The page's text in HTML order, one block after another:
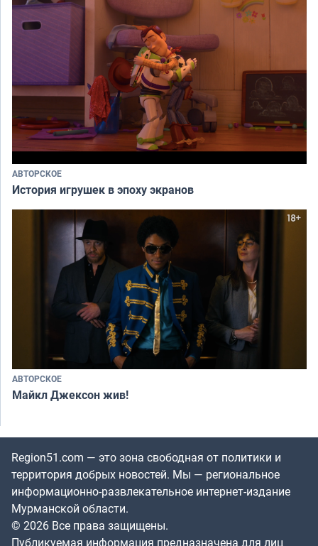
АВТОРСКОЕ
История игрушек в эпоху экранов
АВТОРСКОЕ
Майкл Джексон жив!
Region51.com — это зона свободная от политики и
территория добрых новостей. Мы — региональное
информационно-развлекательное интернет-издание
Мурманской области.
© 2026 Все права защищены.
Публикуемая информация предназначена для лиц